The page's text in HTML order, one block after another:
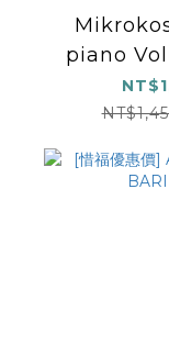
piano
BB